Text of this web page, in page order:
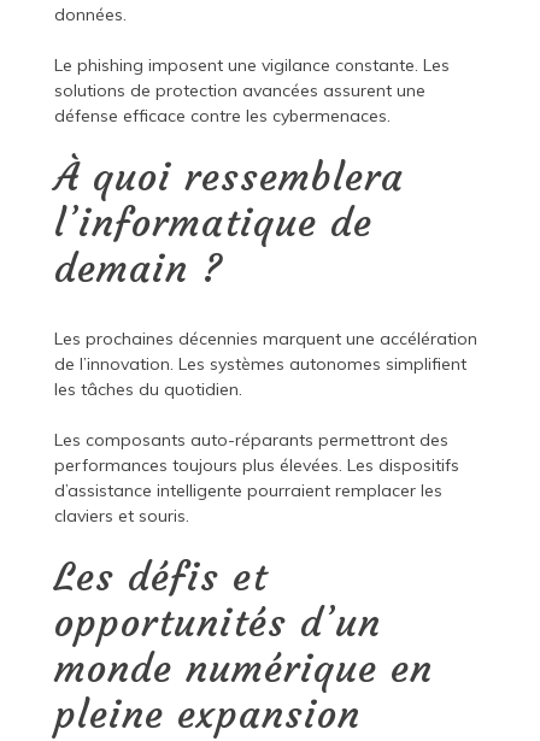
données.
Le phishing imposent une vigilance constante. Les
solutions de protection avancées assurent une
défense efficace contre les cybermenaces.
À quoi ressemblera
l’informatique de
demain ?
Les prochaines décennies marquent une accélération
de l’innovation. Les systèmes autonomes simplifient
les tâches du quotidien.
Les composants auto-réparants permettront des
performances toujours plus élevées. Les dispositifs
d’assistance intelligente pourraient remplacer les
claviers et souris.
Les défis et
opportunités d’un
monde numérique en
pleine expansion